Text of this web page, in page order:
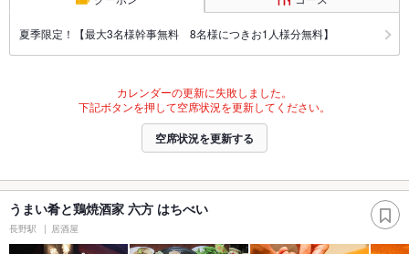
夏季限定！【最大3名様幹事無料 8名様につきお1人様分無料】
カレンダーの更新に失敗しました。
下記ボタンを押して空席状況を更新してください。
空席状況を更新する
うまい肴と鶏焼酒家 六方 はちべい
長野駅 居酒屋